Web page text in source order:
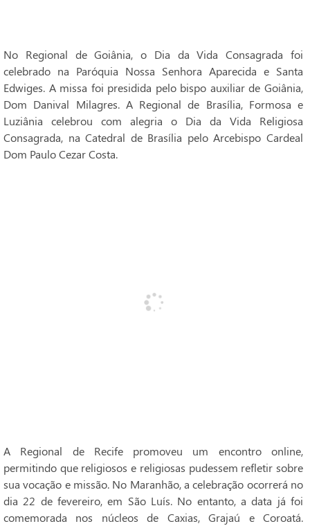
No Regional de Goiânia, o Dia da Vida Consagrada foi
celebrado na Paróquia Nossa Senhora Aparecida e Santa
Edwiges. A missa foi presidida pelo bispo auxiliar de Goiânia,
Dom Danival Milagres. A Regional de Brasília, Formosa e
Luziânia celebrou com alegria o Dia da Vida Religiosa
Consagrada, na Catedral de Brasília pelo Arcebispo Cardeal
Dom Paulo Cezar Costa.
A Regional de Recife promoveu um encontro online,
permitindo que religiosos e religiosas pudessem refletir sobre
sua vocação e missão. No Maranhão, a celebração ocorrerá no
dia 22 de fevereiro, em São Luís. No entanto, a data já foi
comemorada nos núcleos de Caxias, Grajaú e Coroatá.